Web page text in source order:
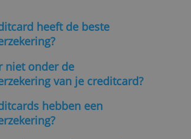
50 euro, keert niets uit voor
telefoon en vergoedt
score van alle 10
over de test lees je in